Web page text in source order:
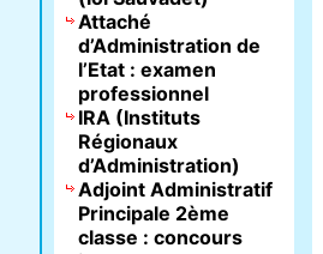
Attaché
d’Administration de
l’Etat : examen
professionnel
IRA (Instituts
Régionaux
d’Administration)
Adjoint Administratif
Principale 2ème
classe : concours